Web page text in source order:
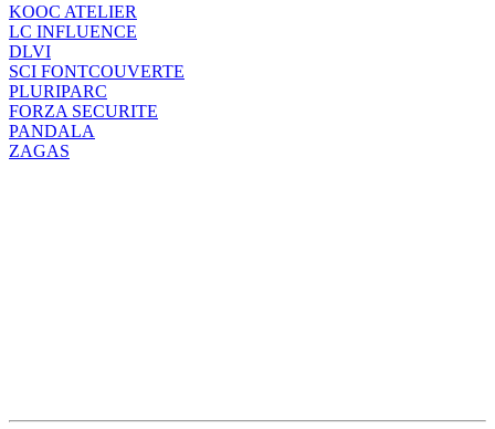
KOOC ATELIER
LC INFLUENCE
DLVI
SCI FONTCOUVERTE
PLURIPARC
FORZA SECURITE
PANDALA
ZAGAS